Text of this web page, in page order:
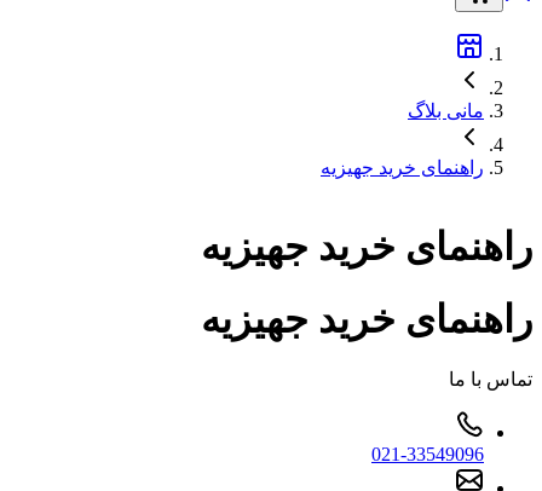
مانی بلاگ
راهنمای خرید جهیزیه
راهنمای خرید جهیزیه
راهنمای خرید جهیزیه
تماس با ما
021-33549096